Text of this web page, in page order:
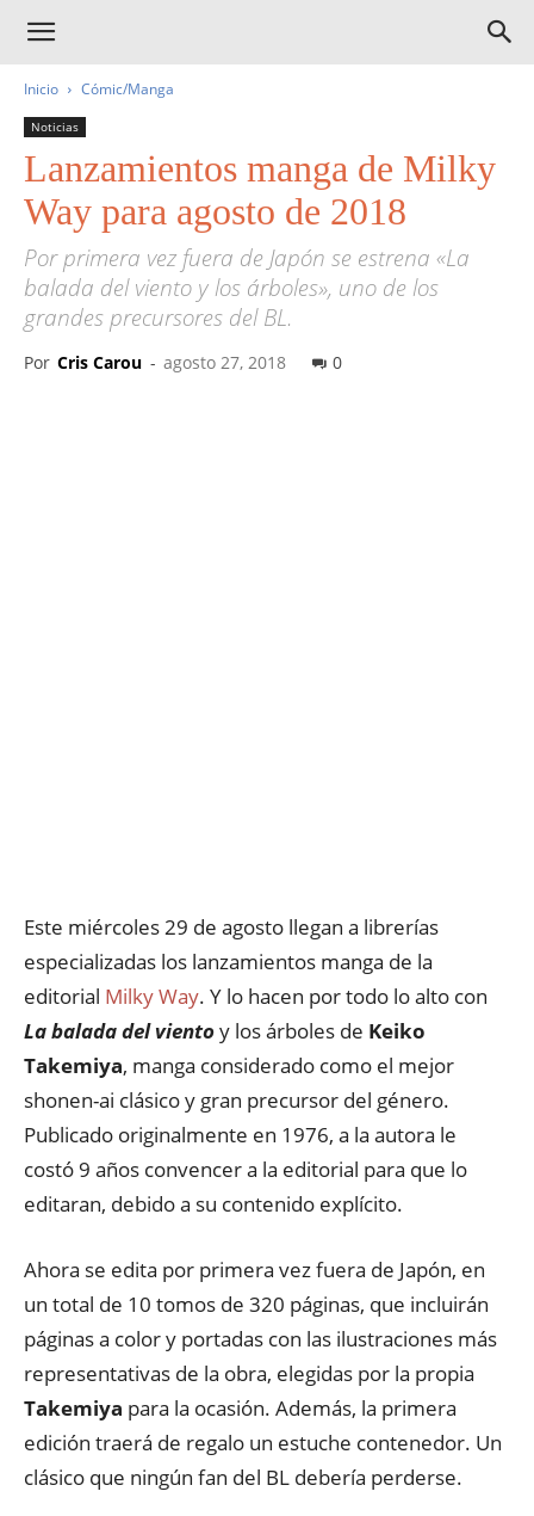
Inicio Cómic/Manga
Noticias
Lanzamientos manga de Milky
Way para agosto de 2018
Por primera vez fuera de Japón se estrena «La
balada del viento y los árboles», uno de los
grandes precursores del BL.
Por Cris Carou - agosto 27, 2018 0
Este miércoles 29 de agosto llegan a librerías
especializadas los lanzamientos manga de la
editorial Milky Way. Y lo hacen por todo lo alto con
La balada del vientoy los árboles de Keiko
Takemiya, manga considerado como el mejor
shonen-ai clásico y gran precursor del género.
Publicado originalmente en 1976, a la autora le
costó 9 años convencer a la editorial para que lo
editaran, debido a su contenido explícito.
Ahora se edita por primera vez fuera de Japón, en
un total de 10 tomos de 320 páginas, que incluirán
páginas a color y portadas con las ilustraciones más
representativas de la obra, elegidas por la propia
Takemiya para la ocasión. Además, la primera
edición traerá de regalo un estuche contenedor. Un
clásico que ningún fan del BL debería perderse.